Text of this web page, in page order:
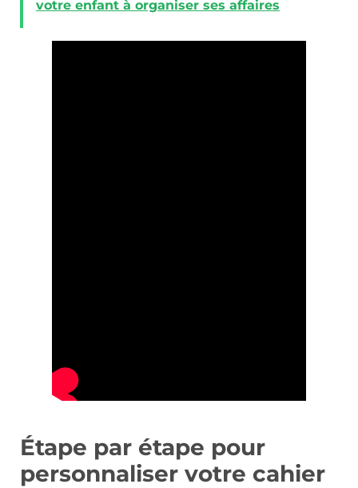
votre enfant à organiser ses affaires
Étape par étape pour
personnaliser votre cahier